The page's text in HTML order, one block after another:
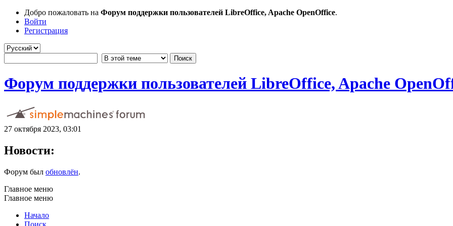
Добро пожаловать на Форум поддержки пользователей LibreOffice, Apache OpenOffice.
Войти
Регистрация
Форум поддержки пользователей LibreOffice, Apache
27 октября 2023, 03:01
Новости:
Форум был обновлён.
Главное меню
Главное меню
Начало
Поиск